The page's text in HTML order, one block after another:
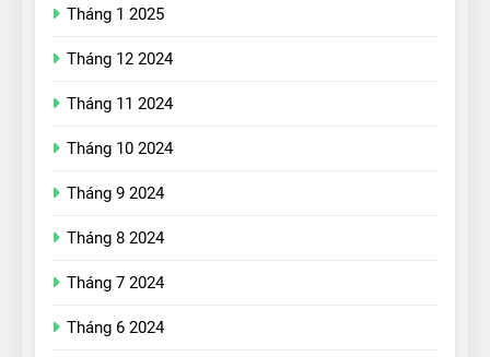
Tháng 1 2025
Tháng 12 2024
Tháng 11 2024
Tháng 10 2024
Tháng 9 2024
Tháng 8 2024
Tháng 7 2024
Tháng 6 2024
17